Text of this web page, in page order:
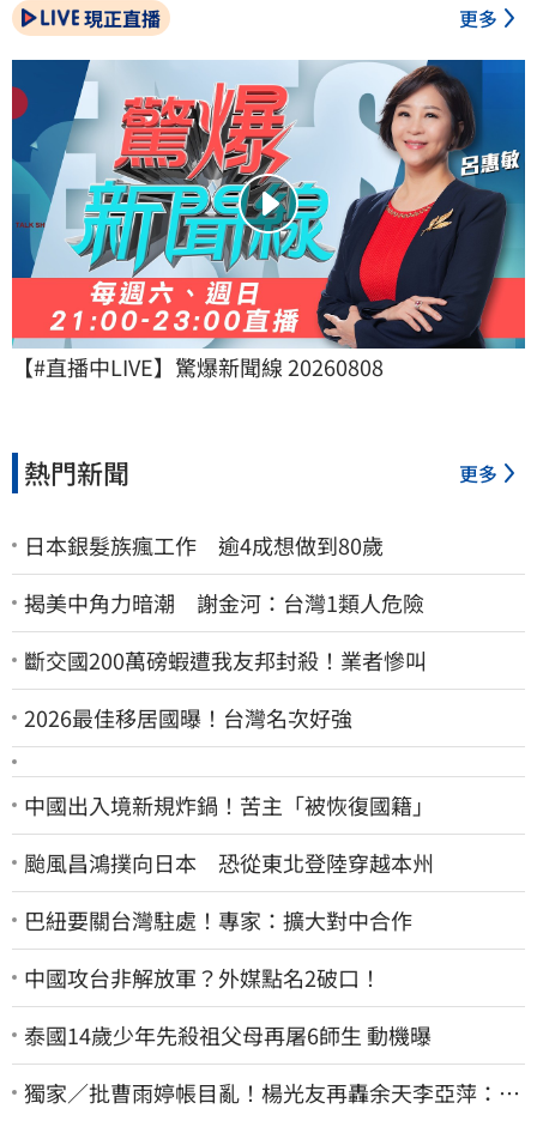
現正直播 更多
【#直播中LIVE】驚爆新聞線 20260808
熱門新聞 更多
日本銀髮族瘋工作 逾4成想做到80歲
揭美中角力暗潮 謝金河：台灣1類人危險
斷交國200萬磅蝦遭我友邦封殺！業者慘叫
2026最佳移居國曝！台灣名次好強
中國出入境新規炸鍋！苦主「被恢復國籍」
颱風昌鴻撲向日本 恐從東北登陸穿越本州
巴紐要關台灣駐處！專家：擴大對中合作
中國攻台非解放軍？外媒點名2破口！
泰國14歲少年先殺祖父母再屠6師生 動機曝
獨家／批曹雨婷帳目亂！楊光友再轟余天李亞萍：他